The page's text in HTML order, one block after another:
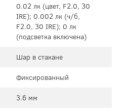
0.02 лк (цвет, F2.0, 30
IRE); 0.002 лк (ч/б,
F2.0, 30 IRE); 0 лк
(подсветка включена)
Шар в стакане
Фиксированный
3.6 мм